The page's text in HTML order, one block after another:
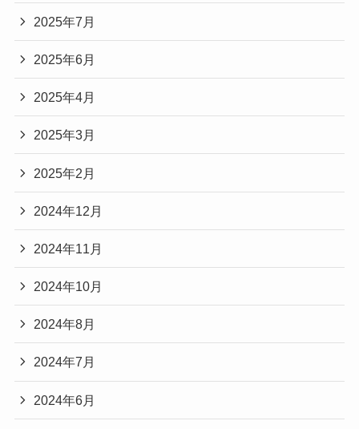
2025年7月
2025年6月
2025年4月
2025年3月
2025年2月
2024年12月
2024年11月
2024年10月
2024年8月
2024年7月
2024年6月